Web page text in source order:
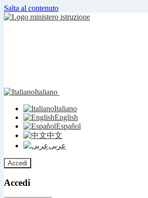
Salta al contenuto
Italiano
Italiano
English
Español
中文
عربى
Accedi
Accedi